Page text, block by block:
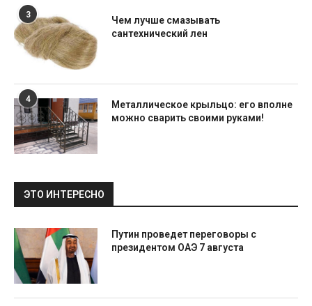
3
Чем лучше смазывать
сантехнический лен
4
Металлическое крыльцо: его вполне
можно сварить своими руками!
ЭТО ИНТЕРЕСНО
Путин проведет переговоры с
президентом ОАЭ 7 августа